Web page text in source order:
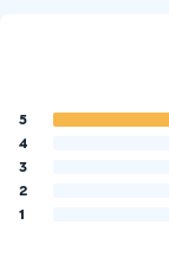
5
4
3
2
1